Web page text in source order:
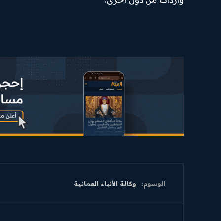
الوسوم: وكالة الأنباء العمانية